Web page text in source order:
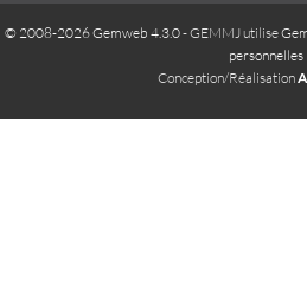
© 2008-2026 Gemweb 4.3.0- GEMMJ utilise
personnelles
Conception/Réalisation